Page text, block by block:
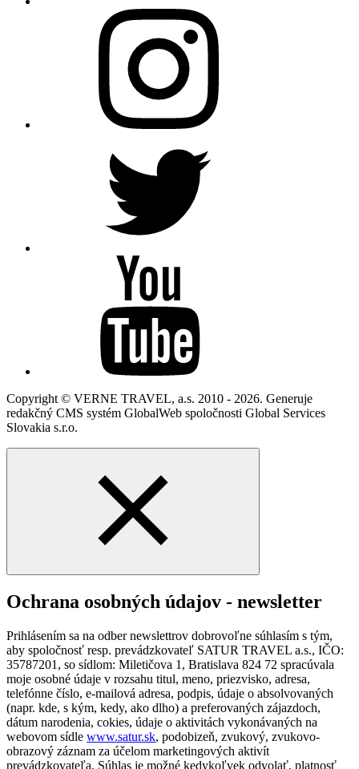
Copyright © VERNE TRAVEL, a.s. 2010 - 2026. Generuje
redakčný CMS systém GlobalWeb spoločnosti Global Services
Slovakia s.r.o.
Ochrana osobných údajov - newsletter
Prihlásením sa na odber newslettrov dobrovoľne súhlasím s tým,
aby spoločnosť resp. prevádzkovateľ SATUR TRAVEL a.s., IČO:
35787201, so sídlom: Miletičova 1, Bratislava 824 72 spracúvala
moje osobné údaje v rozsahu titul, meno, priezvisko, adresa,
telefónne číslo, e-mailová adresa, podpis, údaje o absolvovaných
(napr. kde, s kým, kedy, ako dlho) a preferovaných zájazdoch,
dátum narodenia, cokies, údaje o aktivitách vykonávaných na
webovom sídle www.satur.sk, podobizeň, zvukový, zvukovo-
obrazový záznam za účelom marketingových aktivít
prevádzkovateľa. Súhlas je možné kedykoľvek odvolať, platnosť